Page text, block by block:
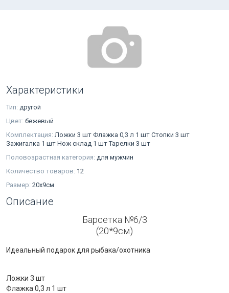
Характеристики
Тип: другой
Цвет: бежевый
Комплектация: Ложки 3 шт Флажка 0,3 л 1 шт Стопки 3 шт
Зажигалка 1 шт Нож склад 1 шт Тарелки 3 шт
Половозрастная категория: для мужчин
Количество товаров: 12
Размер: 20х9см
Описание
Барсетка №6/3
(20*9см)
Идеальный подарок для рыбака/охотника
Ложки 3 шт
Флажка 0,3 л 1 шт